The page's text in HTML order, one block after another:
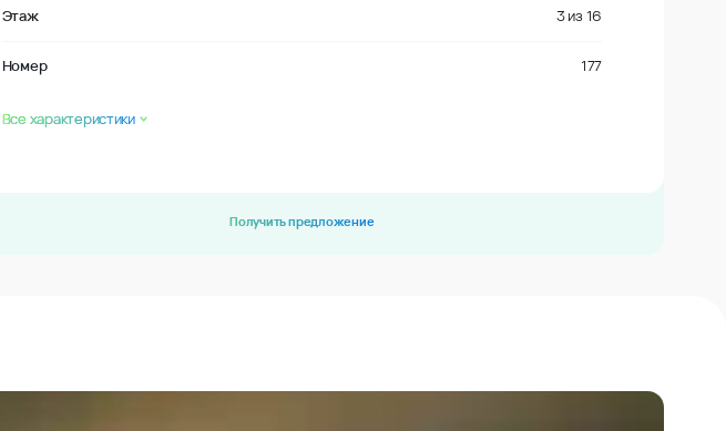
Этаж 3из 16
Номер 177
Все характеристики
Получить предложение